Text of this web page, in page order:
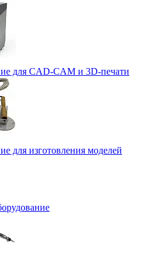
для CAD-CAM и 3D-печати
для изготовления моделей